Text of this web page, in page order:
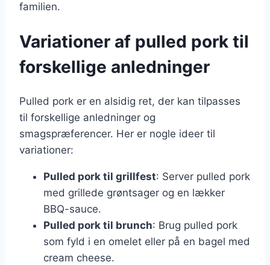
familien.
Variationer af pulled pork til
forskellige anledninger
Pulled pork er en alsidig ret, der kan tilpasses
til forskellige anledninger og
smagspræferencer. Her er nogle ideer til
variationer:
Pulled pork til grillfest: Server pulled pork
med grillede grøntsager og en lækker
BBQ-sauce.
Pulled pork til brunch: Brug pulled pork
som fyld i en omelet eller på en bagel med
cream cheese.